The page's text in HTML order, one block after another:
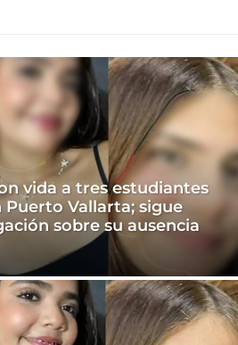
vida a tres estudiantes
Puerto Vallarta; sigue
sobre su ausencia